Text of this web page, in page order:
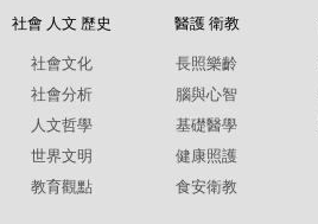
社會 人文 歷史
社會文化
社會分析
人文哲學
世界文明
教育觀點
醫護 衛教
長照樂齡
腦與心智
基礎醫學
健康照護
食安衛教